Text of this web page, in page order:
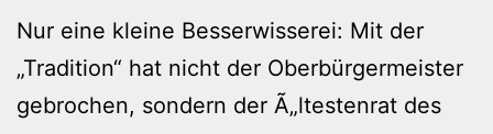
Nur eine kleine Besserwisserei: Mit der
„Tradition“ hat nicht der Oberbürgermeister
gebrochen, sondern der Ã„ltestenrat des